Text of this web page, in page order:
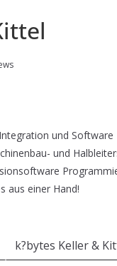
und
und
aus einer Hand!
k?bytes Keller &